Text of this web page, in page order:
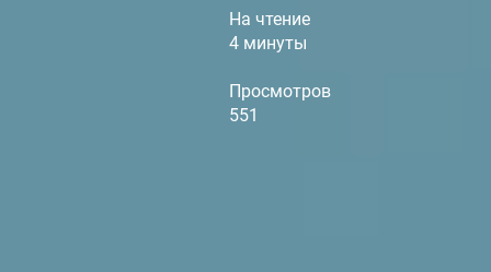
На чтение
4 минуты
Просмотров
551